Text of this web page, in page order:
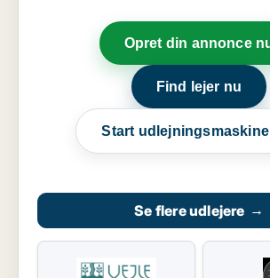
Opret din annonce
Find lejer nu
Start
Se flere udlejere →